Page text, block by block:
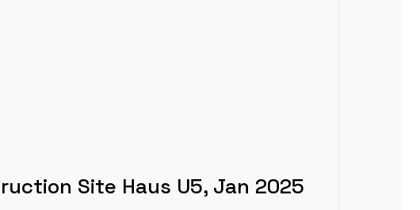
Site Haus U5, Jan 2025